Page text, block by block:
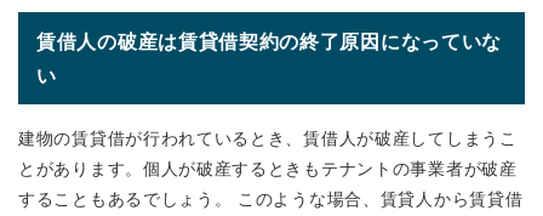
賃借人の破産は賃貸借契約の終了原因になっていな
い
建物の賃貸借が行われているとき、賃借人が破産してしまうこ
とがあります。個人が破産するときもテナントの事業者が破産
することもあるでしょう。 このような場合、賃貸人から賃貸借